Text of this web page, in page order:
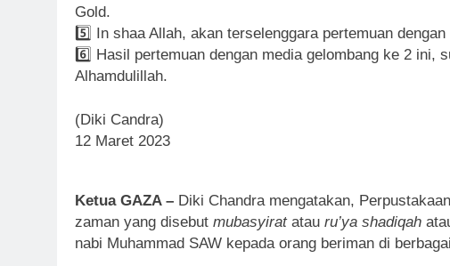
Gold.
5️⃣ In shaa Allah, akan terselenggara pertemuan
6️⃣ Hasil pertemuan dengan media gelombang ke 2 ini,
Alhamdulillah.
(Diki Candra)
12 Maret 2023
Ketua GAZA – Diki Chandra mengatakan,
zaman yang disebut mubasyiratatau ru’ya shadiqah
nabi Muhammad SAW kepada orang beriman di